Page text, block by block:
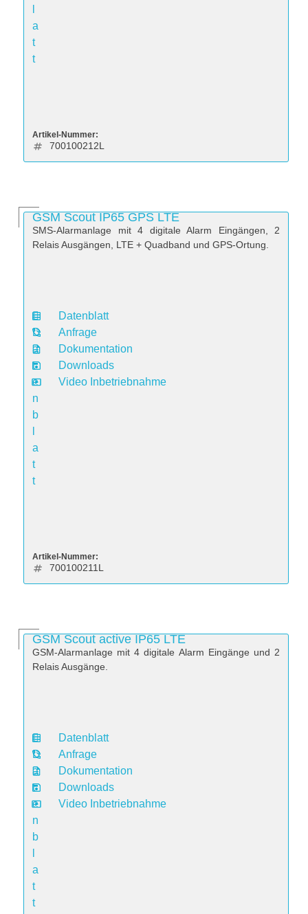
a
t
t
Artikel-Nummer:
700100212L
GSM Scout IP65 GPS LTE
SMS-Alarmanlage mit 4 digitale Alarm Eingängen, 2
Relais Ausgängen, LTE + Quadband und GPS-Ortung.
D
a
t
e
n
b
a
t
t
Datenblatt
Anfrage
Dokumentation
Downloads
Video Inbetriebnahme
Artikel-Nummer:
700100211L
GSM Scout active IP65 LTE
GSM-Alarmanlage mit 4 digitale Alarm Eingänge und 2
Relais Ausgänge.
D
a
t
e
n
b
a
t
t
Datenblatt
Anfrage
Dokumentation
Downloads
Video Inbetriebnahme